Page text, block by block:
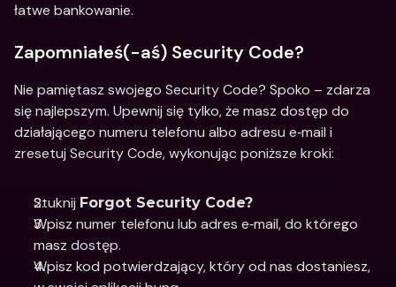
łatwe bankowanie.
Zapomniałeś(-aś) Security Code?
Nie pamiętasz swojego Security Code? Spoko – zdarza
się najlepszym. Upewnij się tylko, że masz dostęp do
działającego numeru telefonu albo adresu e‑mail i
zresetuj Security Code, wykonując poniższe kroki:
Stuknij Forgot Security Code?
Wpisz numer telefonu lub adres e‑mail, do którego
masz dostęp.
Wpisz kod potwierdzający, który od nas dostaniesz,